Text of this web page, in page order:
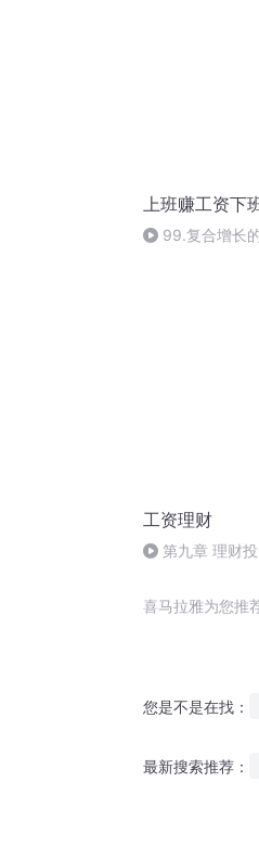
上班赚工资下
99.复合增长
工资理财
第九章 理财
喜马拉雅为您推
您是不是在找：
最新搜索推荐：